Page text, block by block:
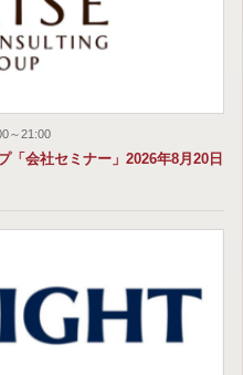
～21:00
「会社セミナー」2026年8月20日